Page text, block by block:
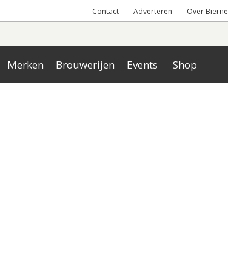
Contact Adverteren Over
Merken Brouwerijen Events Shop